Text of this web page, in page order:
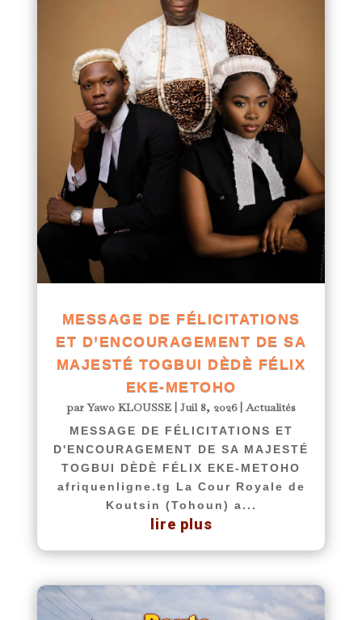
MESSAGE DE FÉLICITATIONS
ET D’ENCOURAGEMENT DE SA
MAJESTÉ TOGBUI DÈDÈ FÉLIX
EKE-METOHO
parYawo KLOUSSE| Juil 8, 2026|Actualités
MESSAGE DE FÉLICITATIONS ET
D'ENCOURAGEMENT DE SA MAJESTÉ
TOGBUI DÈDÈ FÉLIX EKE-METOHO
afriquenligne.tg La Cour Royale de
Koutsin (Tohoun) a...
lire plus